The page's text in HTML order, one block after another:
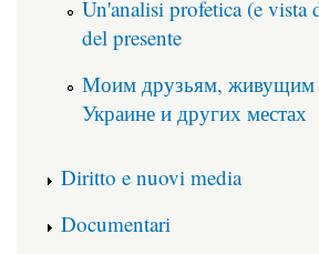
Un'analisi profetica (e vista
del presente
Моим друзьям, живущим
Украине и других местах
Diritto e nuovi media
Documentari